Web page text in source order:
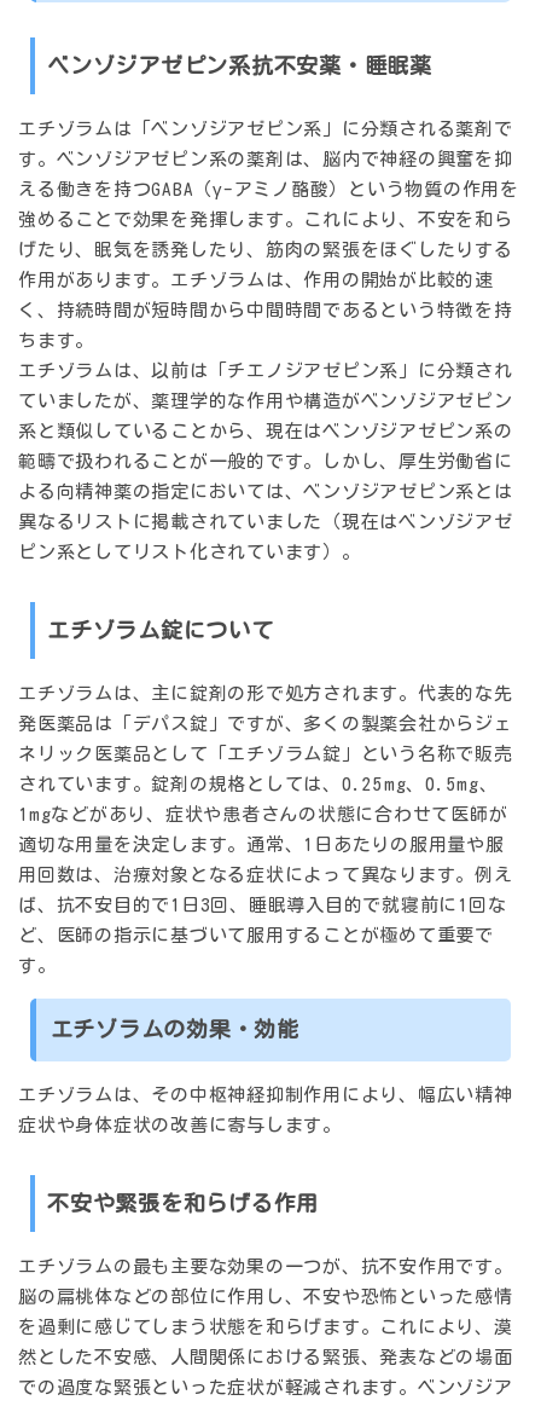
ベンゾジアゼピン系抗不安薬・睡眠薬
エチゾラムは「ベンゾジアゼピン系」に分類される薬剤で
す。ベンゾジアゼピン系の薬剤は、脳内で神経の興奮を抑
える働きを持つGABA（γ-アミノ酪酸）という物質の作用を
強めることで効果を発揮します。これにより、不安を和ら
げたり、眠気を誘発したり、筋肉の緊張をほぐしたりする
作用があります。エチゾラムは、作用の開始が比較的速
く、持続時間が短時間から中間時間であるという特徴を持
ちます。
エチゾラムは、以前は「チエノジアゼピン系」に分類され
ていましたが、薬理学的な作用や構造がベンゾジアゼピン
系と類似していることから、現在はベンゾジアゼピン系の
範疇で扱われることが一般的です。しかし、厚生労働省に
よる向精神薬の指定においては、ベンゾジアゼピン系とは
異なるリストに掲載されていました（現在はベンゾジアゼ
ピン系としてリスト化されています）。
エチゾラム錠について
エチゾラムは、主に錠剤の形で処方されます。代表的な先
発医薬品は「デパス錠」ですが、多くの製薬会社からジェ
ネリック医薬品として「エチゾラム錠」という名称で販売
されています。錠剤の規格としては、0.25mg、0.5mg、
1mgなどがあり、症状や患者さんの状態に合わせて医師が
適切な用量を決定します。通常、1日あたりの服用量や服
用回数は、治療対象となる症状によって異なります。例え
ば、抗不安目的で1日3回、睡眠導入目的で就寝前に1回な
ど、医師の指示に基づいて服用することが極めて重要で
す。
エチゾラムの効果・効能
エチゾラムは、その中枢神経抑制作用により、幅広い精神
症状や身体症状の改善に寄与します。
不安や緊張を和らげる作用
エチゾラムの最も主要な効果の一つが、抗不安作用です。
脳の扁桃体などの部位に作用し、不安や恐怖といった感情
を過剰に感じてしまう状態を和らげます。これにより、漠
然とした不安感、人間関係における緊張、発表などの場面
での過度な緊張といった症状が軽減されます。ベンゾジア